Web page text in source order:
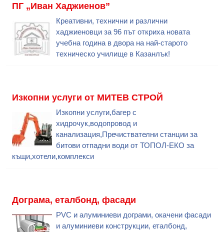
ПГ „Иван Хаджиенов”
Креативни, технични и различни
хаджиеновци за 96 път откриха новата
учебна година в двора на най-старото
техническо училище в Казанлък!
Изкопни услуги от МИТЕВ СТРОЙ
Изкопни услуги,багер с
хидрочук,водопровод и
канализация,Пречиствателни станции за
битови отпадни води от ТОПОЛ-ЕКО за
къщи,хотели,комплекси
Дограма, еталбонд, фасади
PVC и алуминиеви дограми, окачени фасади
и алуминиеви конструкции, еталбонд,